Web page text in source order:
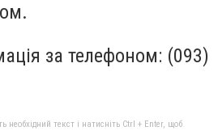
за телефоном: (093)
текст і натисніть Ctrl + Enter, щоб